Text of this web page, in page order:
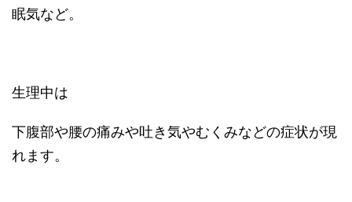
眠気など。
生理中は
下腹部や腰の痛みや吐き気やむくみなどの症状が現
れます。